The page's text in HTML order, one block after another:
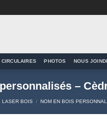
CIRCULAIRES PHOTOS NOUS
–
LASER BOIS / NOM EN BOIS